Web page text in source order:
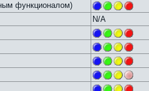
функционалом)
N/A